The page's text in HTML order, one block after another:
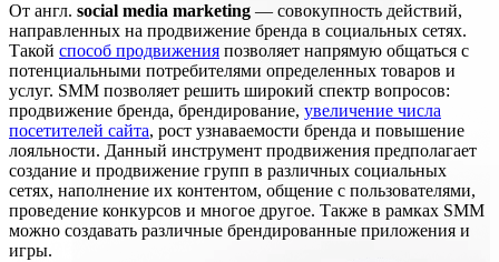
От англ. social media marketing — совокупность действий,
направленных на продвижение бренда в социальных сетях.
Такой способ продвижения позволяет напрямую общаться с
потенциальными потребителями определенных товаров и
услуг. SMM позволяет решить широкий спектр вопросов:
продвижение бренда, брендирование, увеличение числа
посетителей сайта, рост узнаваемости бренда и повышение
лояльности. Данный инструмент продвижения предполагает
создание и продвижение групп в различных социальных
сетях, наполнение их контентом, общение с пользователями,
проведение конкурсов и многое другое. Также в рамках SMM
можно создавать различные брендированные приложения и
игры.